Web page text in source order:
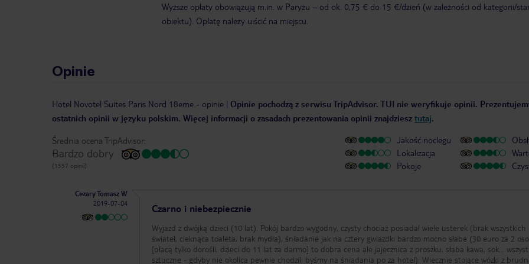
Wyższe opłaty obowiązują m.in. w Paryżu – od ok. 0,75 € do 15 €/dzień (w zależności od kategorii/
obiektu). Opłatę należy uiścić na miejscu.
Opinie
Hotel Novotel Suites Paris Nord 18eme - opinie | Opinie pochodzą z serwisu TripAdvisor. TUI nie weryfikuje opinii.
ostatnich opinii w języku polskim. Więcej informacji o zasadach prezentowania opinii znajdziesz tutaj.
Średnia ocena TripAdvisor:
Bardzo dobry
(1557 opinii)
Jakość noclegu
Lokalizacja
Pokoje
Cezary Tomasz W
2019-07-04
Czarno i niebezpiecznie
Wyjazd z dwójką dzieci (10 lat). Pokój bardzo wygodny, czysty chociaż posiadał wiele usterek (brak wszystkich
świateł, cieknąca toaleta, brak mydła), śniadanie jak na cztery gwiazdki bardzo mocno słabe (30 euro za 2
[płacą tylko dorośli, dzieci do 11 lat za darmo] to dobra cena ale jajecznica z proszku, słaba kawa, sok...
sztuczne - gdyby nie okolica pewnie chodzili byśmy na śniadania po za hotel). Wiecznie stojące wózki z